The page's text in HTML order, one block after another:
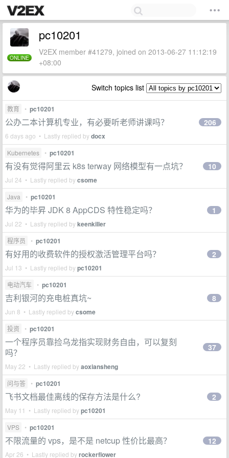
ONLINE
pc10201
V2EX member #41279, joined on 2013-06-27 11:12:19
+08:00
Switch topics list
教育 • pc10201
公办二本计算机专业，有必要听老师讲课吗？
6 days ago • Lastly replied bydocx
206
Kubernetes • pc10201
有没有觉得阿里云 k8s terway 网络模型有一点坑？
Jul 24 • Lastly replied bycsome
10
Java • pc10201
华为的毕昇 JDK 8 AppCDS 特性稳定吗？
Jul 22 • Lastly replied bykeenkiller
1
程序员 • pc10201
有好用的收费软件的授权激活管理平台吗？
Jul 13 • Lastly replied bypc10201
2
电动汽车 • pc10201
吉利银河的充电桩真坑~
Jun 8 • Lastly replied bycsome
8
投资 • pc10201
一个程序员靠捡乌龙指实现财务自由，可以复刻
吗？
May 22 • Lastly replied byaoxiansheng
37
问与答 • pc10201
飞书文档最佳离线的保存方法是什么?
May 11 • Lastly replied bypc10201
2
VPS • pc10201
不限流量的 vps，是不是 netcup 性价比最高？
Apr 26 • Lastly replied byrockerflower
12